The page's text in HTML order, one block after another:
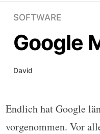
SOFTWARE
Google
David
Market
Endlich hat Google
vorgenommen. Vor